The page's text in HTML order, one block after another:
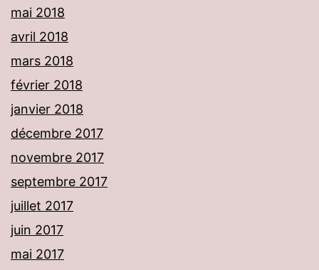
mai 2018
avril 2018
mars 2018
février 2018
janvier 2018
décembre 2017
novembre 2017
septembre 2017
juillet 2017
juin 2017
mai 2017